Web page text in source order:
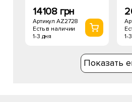
14108 грн
Артикул AZ2728
Есть в наличии
1-3 дня
1-
Показать